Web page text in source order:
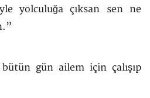
yolculuğa çıksan sen ne
gün ailem için çalışıp